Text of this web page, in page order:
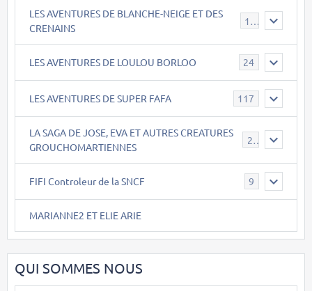
LES AVENTURES DE BLANCHE-NEIGE ET DES
CRENAINS
LES AVENTURES DE LOULOU BORLOO 24
LES AVENTURES DE SUPER FAFA 117
LA SAGA DE JOSE, EVA ET AUTRES CREATURES
GROUCHOMARTIENNES
FIFI Controleur de la SNCF 9
MARIANNE2 ET ELIE ARIE
QUI SOMMES NOUS